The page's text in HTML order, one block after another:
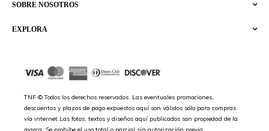
EXPLORA
SOBRE NOSOTROS
TNF © Todos los derechos reservados. Las eventuales promociones,
descuentos y plazos de pago expuestos aquí son válidos sólo para compras
vía internet.Las fotos, textos y diseños aquí publicados son propiedad de la
marca. Se prohíbe el uso total o parcial sin autorización previa.